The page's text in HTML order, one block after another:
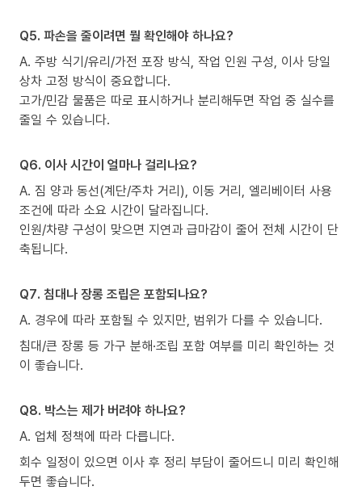
Q5. 파손을 줄이려면 뭘 확인해야 하나요?
A. 주방 식기/유리/가전 포장 방식, 작업 인원 구성, 이사 당일
상차 고정 방식이 중요합니다.
고가/민감 물품은 따로 표시하거나 분리해두면 작업 중 실수를
줄일 수 있습니다.
Q6. 이사 시간이 얼마나 걸리나요?
A. 짐 양과 동선(계단/주차 거리), 이동 거리, 엘리베이터 사용
조건에 따라 소요 시간이 달라집니다.
인원/차량 구성이 맞으면 지연과 급마감이 줄어 전체 시간이 단
축됩니다.
Q7. 침대나 장롱 조립은 포함되나요?
A. 경우에 따라 포함될 수 있지만, 범위가 다를 수 있습니다.
침대/큰 장롱 등 가구 분해·조립 포함 여부를 미리 확인하는 것
이 좋습니다.
Q8. 박스는 제가 버려야 하나요?
A. 업체 정책에 따라 다릅니다.
회수 일정이 있으면 이사 후 정리 부담이 줄어드니 미리 확인해
두면 좋습니다.